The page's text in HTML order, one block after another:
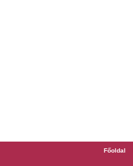
Főoldal